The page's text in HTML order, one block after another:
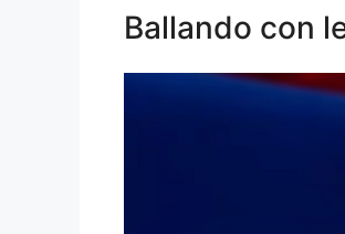
Ballando con